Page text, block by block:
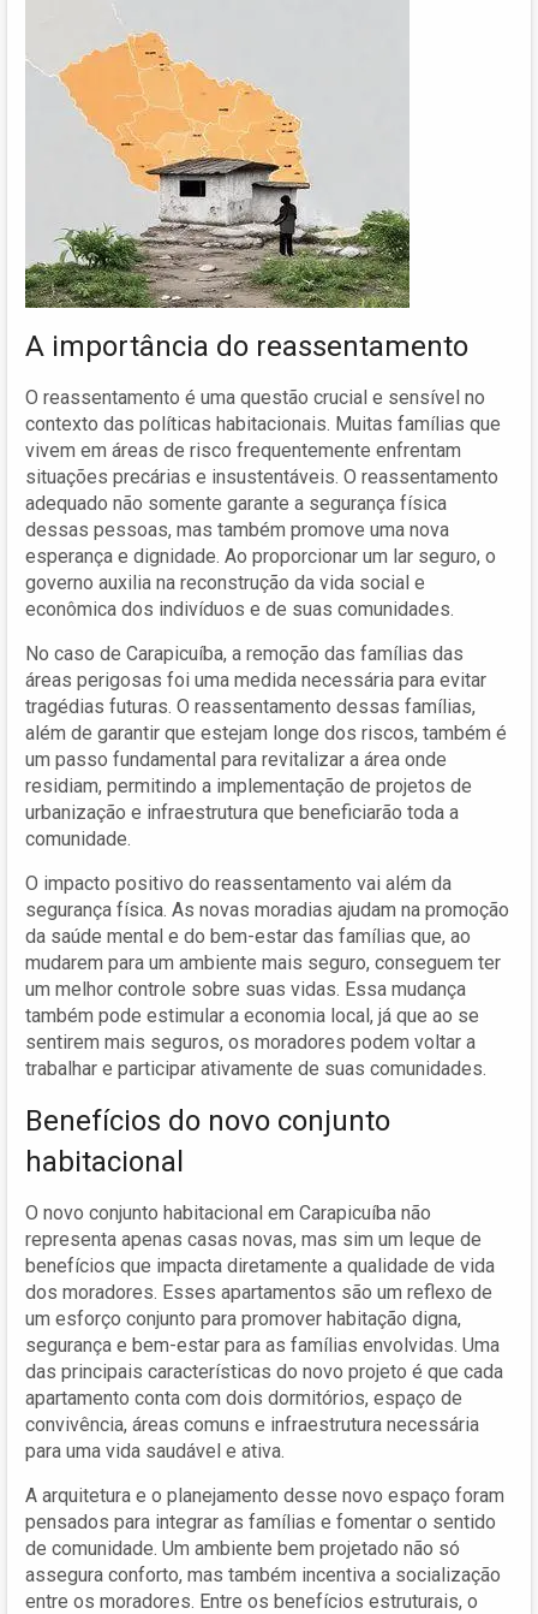
A importância do reassentamento
O reassentamento é uma questão crucial e sensível no
contexto das políticas habitacionais. Muitas famílias que
vivem em áreas de risco frequentemente enfrentam
situações precárias e insustentáveis. O reassentamento
adequado não somente garante a segurança física
dessas pessoas, mas também promove uma nova
esperança e dignidade. Ao proporcionar um lar seguro, o
governo auxilia na reconstrução da vida social e
econômica dos indivíduos e de suas comunidades.
No caso de Carapicuíba, a remoção das famílias das
áreas perigosas foi uma medida necessária para evitar
tragédias futuras. O reassentamento dessas famílias,
além de garantir que estejam longe dos riscos, também é
um passo fundamental para revitalizar a área onde
residiam, permitindo a implementação de projetos de
urbanização e infraestrutura que beneficiarão toda a
comunidade.
O impacto positivo do reassentamento vai além da
segurança física. As novas moradias ajudam na promoção
da saúde mental e do bem-estar das famílias que, ao
mudarem para um ambiente mais seguro, conseguem ter
um melhor controle sobre suas vidas. Essa mudança
também pode estimular a economia local, já que ao se
sentirem mais seguros, os moradores podem voltar a
trabalhar e participar ativamente de suas comunidades.
Benefícios do novo conjunto
habitacional
O novo conjunto habitacional em Carapicuíba não
representa apenas casas novas, mas sim um leque de
benefícios que impacta diretamente a qualidade de vida
dos moradores. Esses apartamentos são um reflexo de
um esforço conjunto para promover habitação digna,
segurança e bem-estar para as famílias envolvidas. Uma
das principais características do novo projeto é que cada
apartamento conta com dois dormitórios, espaço de
convivência, áreas comuns e infraestrutura necessária
para uma vida saudável e ativa.
A arquitetura e o planejamento desse novo espaço foram
pensados para integrar as famílias e fomentar o sentido
de comunidade. Um ambiente bem projetado não só
assegura conforto, mas também incentiva a socialização
entre os moradores. Entre os benefícios estruturais, o